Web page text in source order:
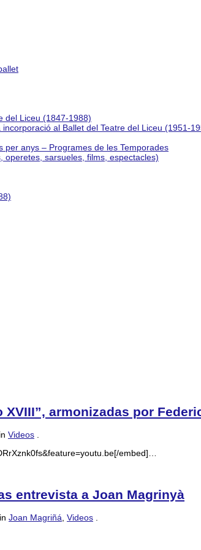
del Liceu (1847-1988)
al Ballet del Teatre del Liceu (1951-
per anys – Programes de les Temporades
operetes, sarsueles, films, espectacles)
armonizadas por
Videos .
embed]…
entrevista a Joan Magrinyà
Joan Magriñá Videos